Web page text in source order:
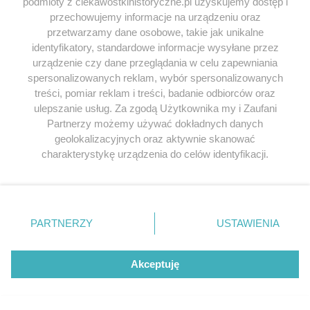
SERWIS
SPOŁECZNOŚĆ
WSPÓŁPRACA
KONTAKT
Lubimyczytac.pl • Największy serwis o
przechowujemy informacje na urządzeniu oraz
przetwarzamy dane osobowe, takie jak unikalne
identyfikatory, standardowe informacje wysyłane przez
urządzenie czy dane przeglądania w celu zapewniania
spersonalizowanych reklam, wybór spersonalizowanych
treści, pomiar reklam i treści, badanie odbiorców oraz
ulepszanie usług. Za zgodą Użytkownika my i Zaufani
Partnerzy możemy używać dokładnych danych
geolokalizacyjnych oraz aktywnie skanować
charakterystykę urządzenia do celów identyfikacji.
zmienić/wycofać klikając przycisk ustawień prywatności
znajdujący się w lewym dolnym rogu strony
. Niektóre
użytkownika, ale masz prawo sprzeciwić się takiemu
przetwarzaniu. Preferencje będą miały zastosowania tylko
PARTNERZY USTAWIENIA
Akceptuję